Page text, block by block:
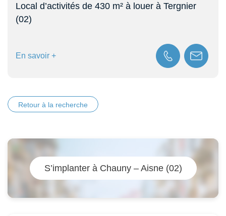
Local d’activités de 430 m² à louer à Tergnier
(02)
En savoir +
Retour à la recherche
S’implanter à Chauny – Aisne (02)